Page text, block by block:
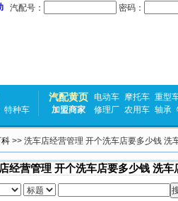
汽配号： 密码：
特种车
汽配黄页 电动车 摩托车 重型
加盟商家
修理厂 农用车 轴承
>> 洗车店经营管理 开个洗车店要多少钱 洗
经营管理 开个洗车店要多少钱 洗车